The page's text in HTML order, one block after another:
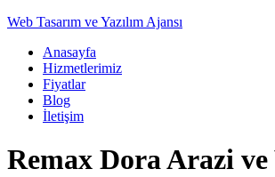
Web Tasarım ve Yazılım Ajansı
Anasayfa
Hizmetlerimiz
Fiyatlar
Blog
İletişim
Remax Dora Arazi ve